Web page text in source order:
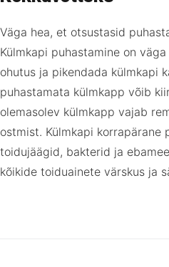
Väga hea, et otsustasid
Külmkapi puhastamine on
ohutus ja pikendada külmkapi
puhastamata külmkapp võib
olemasolev külmkapp vajab
ostmist. Külmkapi korrapärane
toidujäägid, bakterid ja
kõikide toiduainete värskus ja